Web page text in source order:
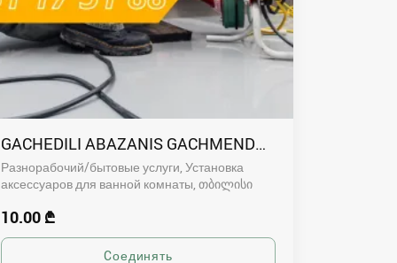
GACHEDILI ABAZANIS GACHMENDA 551175188 TROSI
Разнорабочий/бытовые услуги, Установка
аксессуаров для ванной комнаты თბილისი
10.00 ₾